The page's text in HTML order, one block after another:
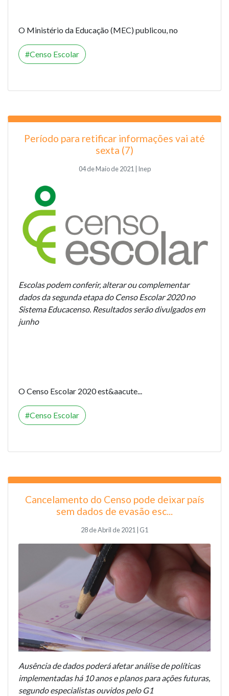
O Ministério da Educação (MEC) publicou, no
Censo Escolar
Período para retificar informações vai até
sexta (7)
04 de Maio de 2021 | Inep
Escolas podem conferir, alterar ou complementar
dados da segunda etapa do Censo Escolar 2020 no
Sistema Educacenso. Resultados serão divulgados em
junho
O Censo Escolar 2020 est&aacute...
Censo Escolar
Cancelamento do Censo pode deixar país
sem dados de evasão esc...
28 de Abril de 2021 | G1
Ausência de dados poderá afetar análise de políticas
implementadas há 10 anos e planos para ações futuras,
segundo especialistas ouvidos pelo G1